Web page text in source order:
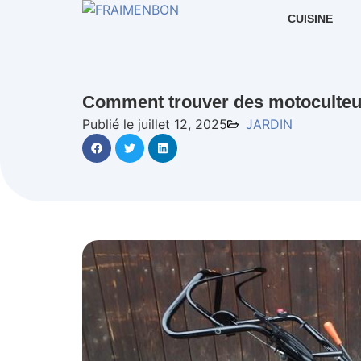
CUISINE
Comment trouver des
Publié le juillet 12, 2025 JARDIN